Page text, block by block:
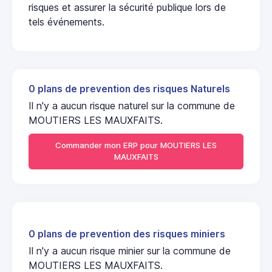
risques et assurer la sécurité publique lors de
tels événements.
0 plans de prevention des risques Naturels
Il n'y a aucun risque naturel sur la commune de
MOUTIERS LES MAUXFAITS.
Commander mon ERP pour MOUTIERS LES
MAUXFAITS
0 plans de prevention des risques miniers
Il n'y a aucun risque minier sur la commune de
MOUTIERS LES MAUXFAITS.